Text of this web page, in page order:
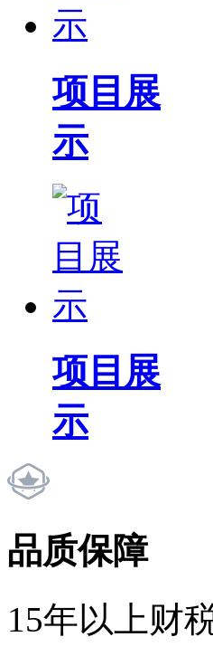
项目展
示
项目展
示
品质保障
15年以上财